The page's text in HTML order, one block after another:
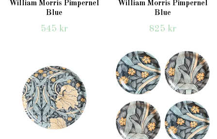
William Morris Pimpernel
Blue
545 kr
William Morris Pimpernel
Blue
825 kr